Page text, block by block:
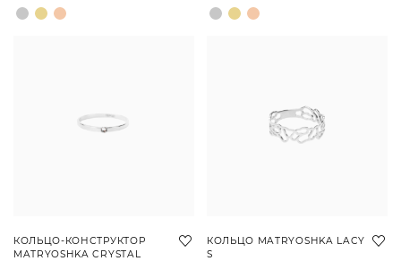
КОЛЬЦО-КОНСТРУКТОР
MATRYOSHKA CRYSTAL
КОЛЬЦО MATRYOSHKA LACY
S